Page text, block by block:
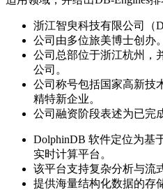
浙江智臾科技有限公司（
公司由多位旅美博士创办。
公司总部位于浙江杭州，
公司。
公司称号包括国家高新技
精特新企业。
公司融资阶段表述为已完
DolphinDB 软件定位为基
实时计算平台。
该平台支持复杂分析与流
提供海量结构化数据的存